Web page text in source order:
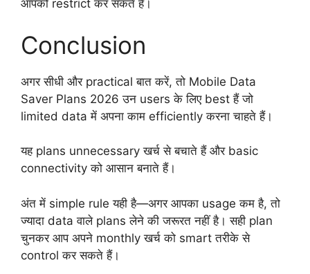
आपको restrict कर सकते हैं।
Conclusion
अगर सीधी और practical बात करें, तो Mobile Data
Saver Plans 2026 उन users के लिए best हैं जो
limited data में अपना काम efficiently करना चाहते हैं।
यह plans unnecessary खर्च से बचाते हैं और basic
connectivity को आसान बनाते हैं।
अंत में simple rule यही है—अगर आपका usage कम है, तो
ज्यादा data वाले plans लेने की जरूरत नहीं है। सही plan
चुनकर आप अपने monthly खर्च को smart तरीके से
control कर सकते हैं।